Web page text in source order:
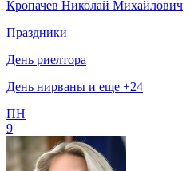
Кропачев Николай Михайлович
Праздники
День риелтора
День нирваны и еще +24
ПН
9